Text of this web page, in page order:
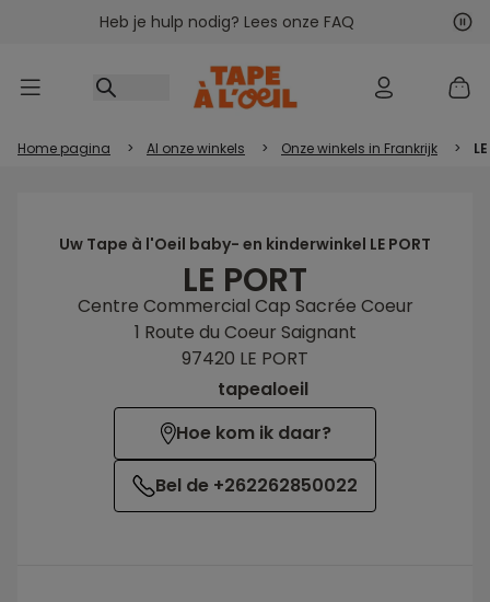
Ga naar inhoudHeb je hulp nodig? Lees onze FAQ
Home pagina > Al onze winkels > Onze winkels in Frankrijk >
Uw Tape à l'Oeil baby- en kinderwinkel LE PORT
LE PORT
Centre Commercial Cap Sacrée Coeur
1 Route du Coeur Saignant
97420 LE PORT
tapealoeil
Hoe kom ik daar?
Bel de +262262850022